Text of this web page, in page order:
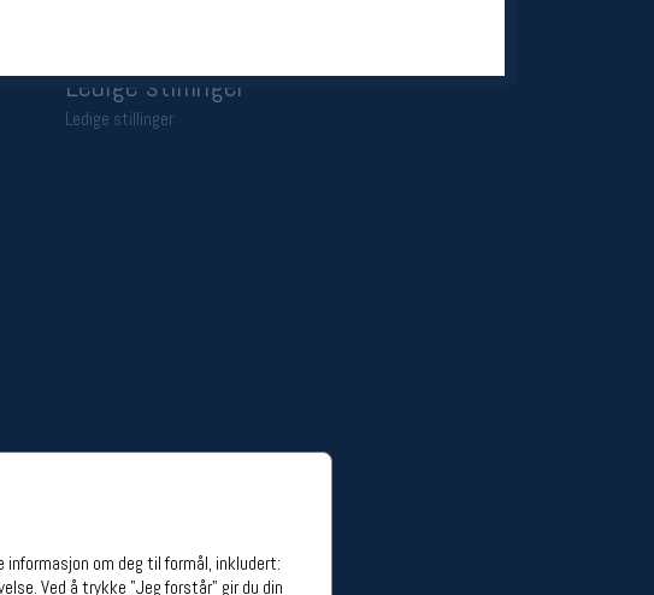
om deg til formål, inkludert:
Ved å trykke "Jeg forstår" gir du din
Ledige stillinger
Ledige stillinger